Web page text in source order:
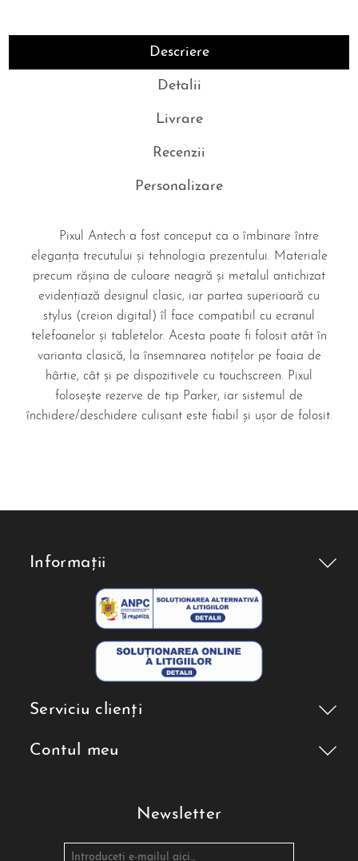
Descriere
Detalii
Livrare
Recenzii
Personalizare
Pixul Antech a fost conceput ca o îmbinare între
eleganța trecutului și tehnologia prezentului. Materiale
precum rășina de culoare neagră și metalul antichizat
evidențiază designul clasic, iar partea superioară cu
stylus (creion digital) îl face compatibil cu ecranul
telefoanelor și tabletelor. Acesta poate fi folosit atât în
varianta clasică, la însemnarea notițelor pe foaia de
hârtie, cât și pe dispozitivele cu touchscreen. Pixul
folosește rezerve de tip Parker, iar sistemul de
închidere/deschidere culisant este fiabil și ușor de folosit.
Informații
Serviciu clienți
Contul meu
Newsletter